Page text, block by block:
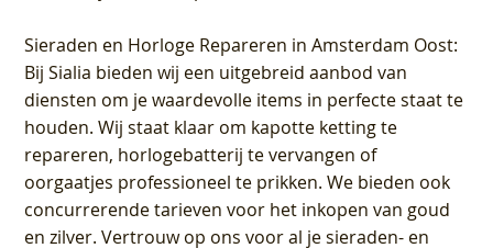
Sieraden en Horloge Repareren in Amsterdam Oost:
Bij Sialia bieden wij een uitgebreid aanbod van
diensten om je waardevolle items in perfecte staat te
houden. Wij staat klaar om kapotte ketting te
repareren, horlogebatterij te vervangen of
oorgaatjes professioneel te prikken. We bieden ook
concurrerende tarieven voor het inkopen van goud
en zilver. Vertrouw op ons voor al je sieraden- en